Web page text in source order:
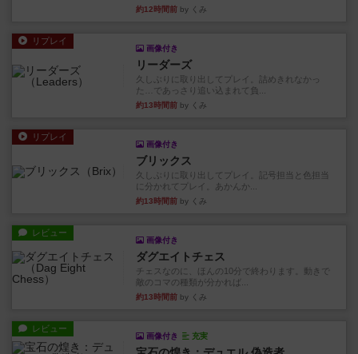
約12時間前 by くみ
リプレイ
画像付き
リーダーズ
久しぶりに取り出してプレイ。詰めきれなかっ
た…であっさり追い込まれて負...
約13時間前 by くみ
リプレイ
画像付き
ブリックス
久しぶりに取り出してプレイ。記号担当と色担当
に分かれてプレイ。あかんか...
約13時間前 by くみ
レビュー
画像付き
ダグエイトチェス
チェスなのに、ほんの10分で終わります。動きで
敵のコマの種類が分かれば...
約13時間前 by くみ
レビュー
画像付き 充実